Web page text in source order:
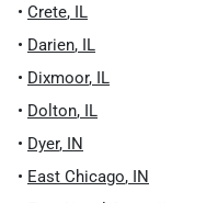
• Crete, IL
• Darien, IL
• Dixmoor, IL
• Dolton, IL
• Dyer, IN
• East Chicago, IN